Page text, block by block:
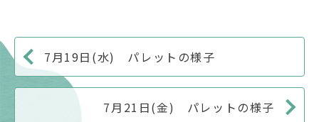
7月19日(水) パレットの様子
7月21日(金) パレットの様子